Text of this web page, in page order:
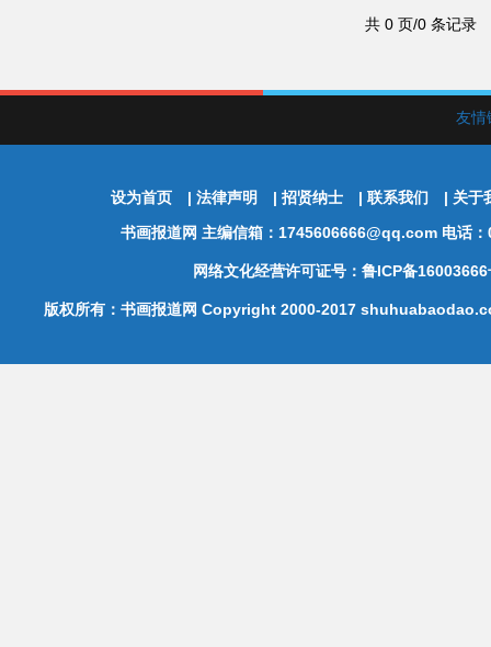
共 0 页/0 条记录
友
设为首页 | 法律声明 | 招贤纳士 | 联系我们 | 关于
书画报道网 主编信箱：1745606666@qq.com 电话
网络文化经营许可证号：鲁ICP备
版权所有：书画报道网 Copyright 2000-2017